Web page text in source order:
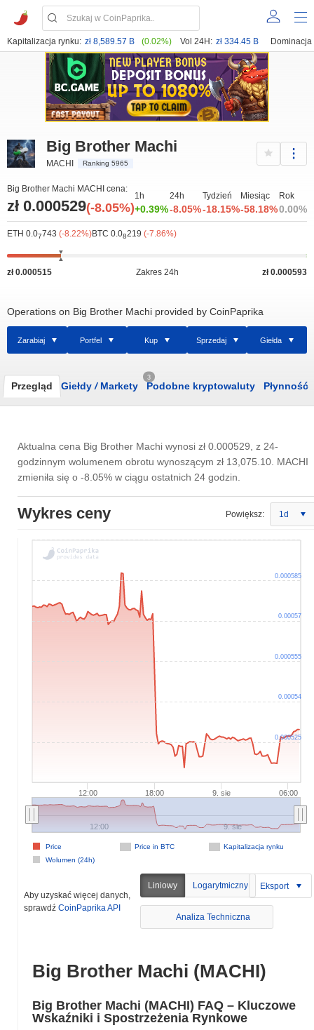
Kapitalizacja rynku: zł 8,589.57 B (0.02%) Vol 24H: zł 334.45 B Dominacja
Big Brother Machi
MACHI Ranking 5965
Big Brother Machi MACHI cena:
zł 0.000529(-8.05%)
1h
+0.39%
24h
-8.05%
Tydzień
-18.15%
Miesiąc
-58.18%
Rok
0.00%
ETH 0.07743 (-8.22%)BTC 0.08219 (-7.86%)
zł 0.000515 Zakres 24h zł 0.000593
Operations on Big Brother Machi provided by CoinPaprika
Zarabiaj Portfel Kup Sprzedaj Giełda
Przegląd Giełdy /Markety
3
Podobne kryptowaluty Płynność
Aktualna cena Big Brother Machi wynosi zł 0.000529 , z 24-
godzinnym wolumenem obrotu wynoszącym zł 13,075.10 . MACHI
zmieniła się o -8.05% w ciągu ostatnich 24 godzin.
Wykres ceny Powiększ: 1d
12:00 18:00 9. sie 06:00
Price in BTC
Kapitalizacja rynku
Wolumen (24h)
Price
12:00 9. sie
0.000525
0.00054
0.000555
0.00057
0.000585
Aby uzyskać więcej danych,
sprawdź CoinPaprika API
Liniowy Logarytmiczny Eksport
Analiza Techniczna
Big Brother Machi (MACHI)
Big Brother Machi (MACHI) FAQ – Kluczowe
Wskaźniki i Spostrzeżenia Rynkowe